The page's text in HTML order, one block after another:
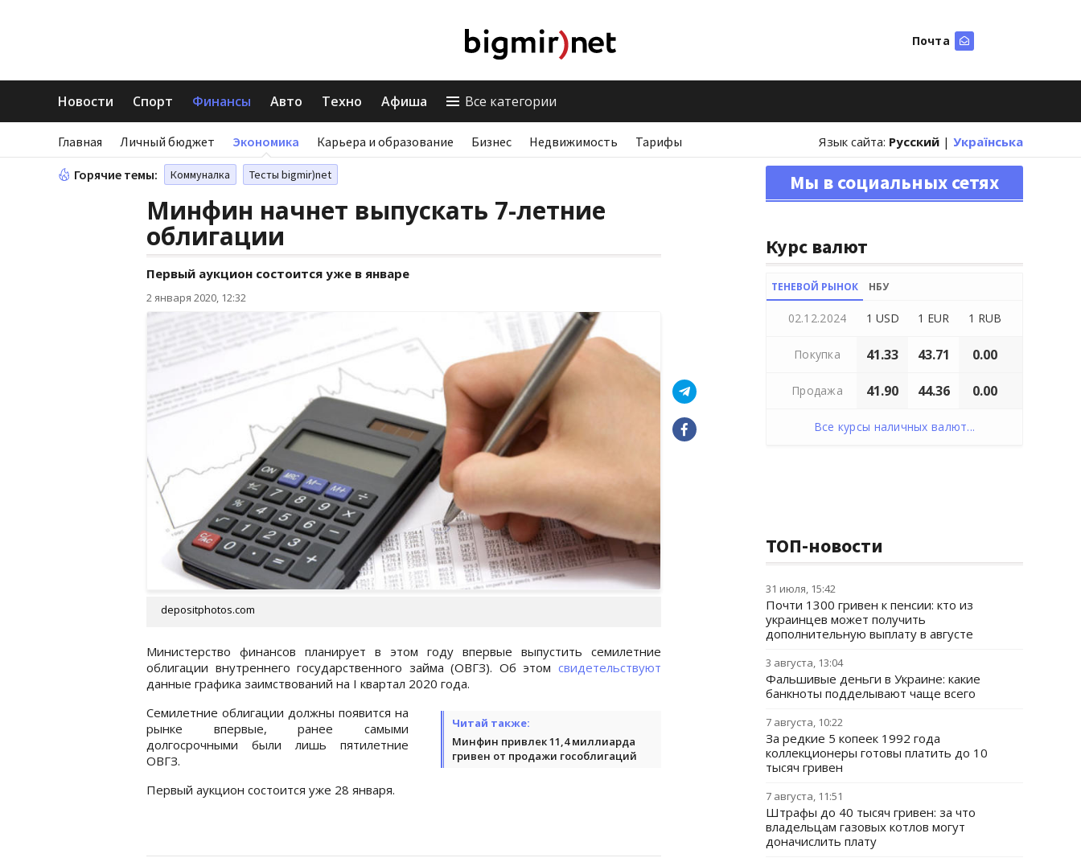
Почта
Новости Спорт Финансы Авто Техно Афиша Все категории
Главная Личный бюджет Экономика Карьера и образование Бизнес Недвижимость Тарифы Язык сайта: Русский | Українська
Горячие темы: Коммуналка Тесты bigmir)net
Минфин начнет выпускать 7-летние
облигации
Первый аукцион состоится уже в январе
2 января 2020, 12:32
depositphotos.com
Министерство финансов планирует в этом году впервые выпустить семилетние
облигации внутреннего государственного займа (ОВГЗ). Об этом свидетельствуют
данные графика заимствований на I квартал 2020 года.
Читай также:
Минфин привлек 11,4 миллиарда
гривен от продажи гособлигаций
Семилетние облигации должны появится на
рынке впервые, ранее самыми
долгосрочными были лишь пятилетние
ОВГЗ.
Первый аукцион состоится уже 28 января.
Мы в социальных сетях
Курс валют
ТЕНЕВОЙ РЫНОК НБУ
02.12.2024 1 USD 1 EUR 1 RUB
Покупка 41.33 43.71 0.00
Продажа 41.90 44.36 0.00
Все курсы наличных валют...
ТОП-новости
31 июля, 15:42
Почти 1300 гривен к пенсии: кто из
украинцев может получить
дополнительную выплату в августе
3 августа, 13:04
Фальшивые деньги в Украине: какие
банкноты подделывают чаще всего
7 августа, 10:22
За редкие 5 копеек 1992 года
коллекционеры готовы платить до 10
тысяч гривен
7 августа, 11:51
Штрафы до 40 тысяч гривен: за что
владельцам газовых котлов могут
доначислить плату